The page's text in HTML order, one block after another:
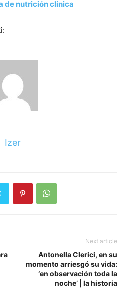
de nutrición clínica
Izer
Next article
Antonella Clerici, en su
momento arriesgó su vida:
‘en observación toda la
noche’ | la historia